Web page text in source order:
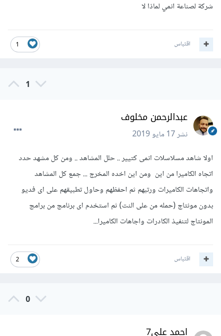
شركة لصناعة انمي لماذا لا
1 اقتباس
1
عبدالرحمن مخلوف
نشر17 مايو 2019
اولا شاهد مسلاسلات انمى كتيير .. حلل المشاهد .. ومن كل مشهد حدد
اتجاه الكاميرا من اين ومن اين اخده المخرج ... جمع كل المشاهد
واتجاهات الكاميرات ورتبهم ثم احفظهم وحاول تطبيقهم على اى فديو
بدون مونتاج (حمله من على النت) ثم استخدم اى برنامج من برامج
المونتاج لتنفيذ الكادرات واجاهات الكاميرا...
2 اقتباس
0
احمد علي7